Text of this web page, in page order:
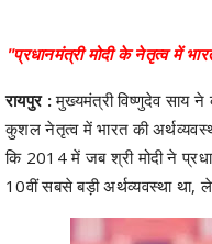
"प्रधानमंत्री मोदी के नेतृत्व में
रायपुर :मुख्यमंत्री विष्णुदेव साय ने
कुशल नेतृत्व में भारत की
कि 2014 में जब श्री मोदी ने
10वीं सबसे बड़ी अर्थव्यवस्था